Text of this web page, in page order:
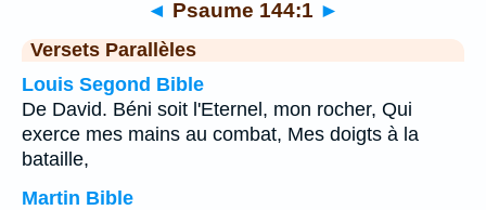
◄ Psaume 144:1 ►
Versets Parallèles
Louis Segond Bible
De David. Béni soit l'Eternel, mon rocher, Qui
exerce mes mains au combat, Mes doigts à la
bataille,
Martin Bible